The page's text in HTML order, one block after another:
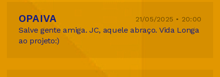
OPAIVA 21/05/2025 • 20:00
Salve gente amiga. JC, aquele abraço. Vida Longa
ao projeto:)